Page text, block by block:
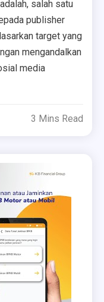
salah satu
publisher
target yang
mengandalkan
media
3 Mins Read